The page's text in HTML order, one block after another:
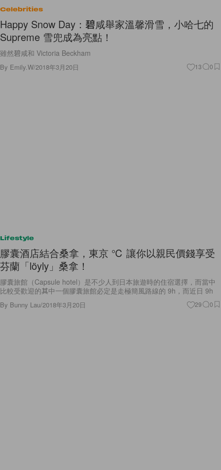
Celebrities
Happy Snow Day：碧咸舉家溫馨滑雪，小哈七的
Supreme 雪兜成為亮點！
雖然碧咸和 Victoria Beckham
By Emily.W/2018年3月20日 13 0
Lifestyle
膠囊酒店結合桑拿，東京 ℃ 讓你以親民價錢享受
芬蘭「löyly」桑拿！
膠囊旅館（Capsule hotel）是不少人到日本旅遊時的住宿選擇，而當中
比較受歡迎的其中一個膠囊旅館必定是走極簡風路線的 9h，而近日 9h
By Bunny Lau/2018年3月20日 29 0